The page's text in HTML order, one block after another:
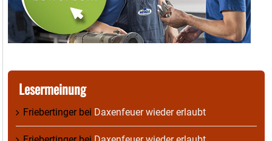
Lesermeinung
Friebertingerbei Daxenfeuer wieder erlaubt